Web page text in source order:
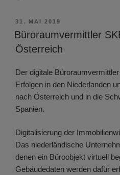
VERÖFFENTLICHT
AM
31. MAI 2019
Büroraumvermittler
Österreich
Der digitale
Erfolgen in den Niederlanden
nach Österreich und in die
Spanien.
Digitalisierung der
Das niederländische
denen ein Büroobjekt virtuell
Gebäudedaten werden dafür